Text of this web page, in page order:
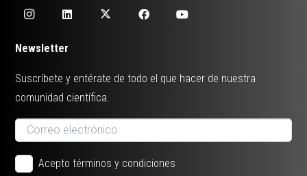
Newsletter
Suscríbete y entérate de todo el que hacer de nuestra
comunidad científica.
Acepto términos y condiciones